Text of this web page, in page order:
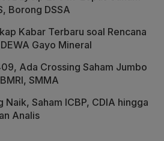
Borong DSSA
Kabar Terbaru soal Rencana
Gayo Mineral
Ada Crossing Saham Jumbo
SMMA
Naik, Saham ICBP, CDIA hingga
Analis